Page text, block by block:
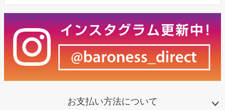
お支払い方法について